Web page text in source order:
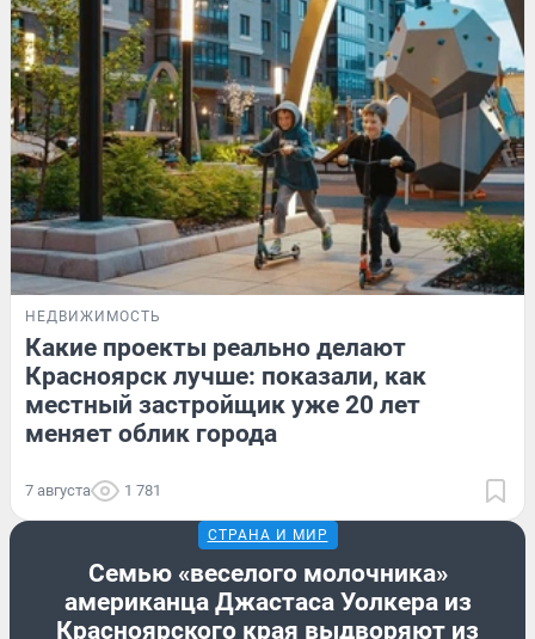
НЕДВИЖИМОСТЬ
Какие проекты реально делают
Красноярск лучше: показали, как
местный застройщик уже 20 лет
меняет облик города
7 августа 1 781
СТРАНА И МИР
Семью «веселого молочника»
американца Джастаса Уолкера из
Красноярского края выдворяют из